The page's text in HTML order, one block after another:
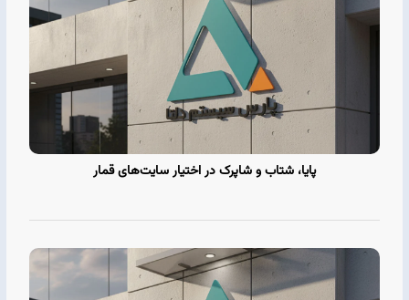
پایا، شتاب و شاپرک در اختیار سایت‌های قمار